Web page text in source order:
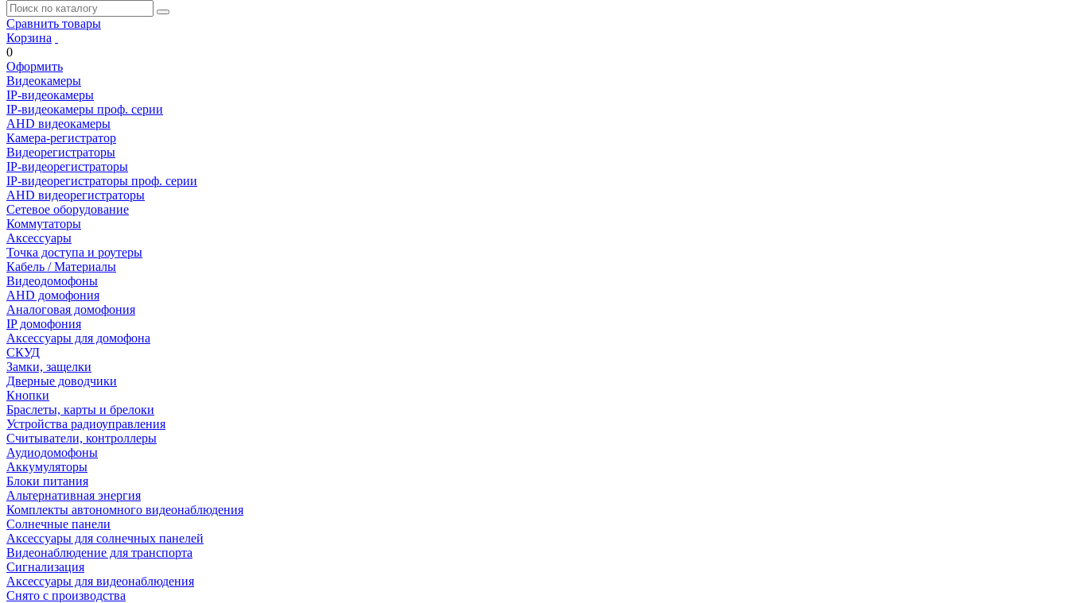
Сравнить товары
Корзина
0
Оформить
Видеокамеры
IP-видеокамеры
IP-видеокамеры проф. серии
AHD видеокамеры
Камера-регистратор
Видеорегистраторы
IP-видеорегистраторы
IP-видеорегистраторы проф. серии
AHD видеорегистраторы
Сетевое оборудование
Коммутаторы
Аксессуары
Точка доступа и роутеры
Кабель / Материалы
Видеодомофоны
AHD домофония
Аналоговая домофония
IP домофония
Аксессуары для домофона
СКУД
Замки, защелки
Дверные доводчики
Кнопки
Браслеты, карты и брелоки
Устройства радиоуправления
Считыватели, контроллеры
Аудиодомофоны
Аккумуляторы
Блоки питания
Альтернативная энергия
Комплекты автономного видеонаблюдения
Солнечные панели
Аксессуары для солнечных панелей
Видеонаблюдение для транспорта
Сигнализация
Аксессуары для видеонаблюдения
Снято с производства